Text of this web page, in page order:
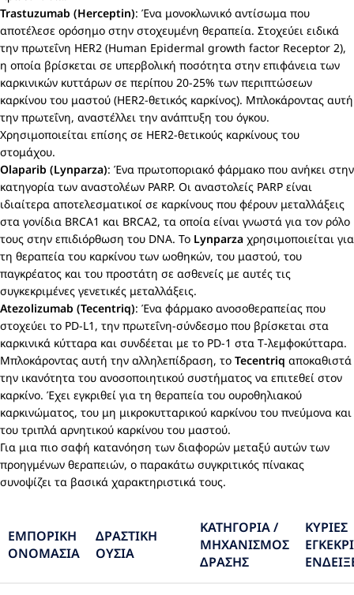
Trastuzumab (Herceptin): Ένα μονοκλωνικό αντίσωμα που
αποτέλεσε ορόσημο στην στοχευμένη θεραπεία. Στοχεύει ειδικά
την πρωτεΐνη HER2 (Human Epidermal growth factor Receptor 2),
η οποία βρίσκεται σε υπερβολική ποσότητα στην επιφάνεια των
καρκινικών κυττάρων σε περίπου 20-25% των περιπτώσεων
καρκίνου του μαστού (HER2-θετικός καρκίνος). Μπλοκάροντας αυτή
την πρωτεΐνη, αναστέλλει την ανάπτυξη του όγκου.
Χρησιμοποιείται επίσης σε HER2-θετικούς καρκίνους του
στομάχου.
Olaparib (Lynparza): Ένα πρωτοποριακό φάρμακο που ανήκει στην
κατηγορία των αναστολέων PARP. Οι αναστολείς PARP είναι
ιδιαίτερα αποτελεσματικοί σε καρκίνους που φέρουν μεταλλάξεις
στα γονίδια BRCA1 και BRCA2, τα οποία είναι γνωστά για τον ρόλο
τους στην επιδιόρθωση του DNA. Το Lynparza χρησιμοποιείται για
τη θεραπεία του καρκίνου των ωοθηκών, του μαστού, του
παγκρέατος και του προστάτη σε ασθενείς με αυτές τις
συγκεκριμένες γενετικές μεταλλάξεις.
Atezolizumab (Tecentriq): Ένα φάρμακο ανοσοθεραπείας που
στοχεύει το PD-L1, την πρωτεΐνη-σύνδεσμο που βρίσκεται στα
καρκινικά κύτταρα και συνδέεται με το PD-1 στα Τ-λεμφοκύτταρα.
Μπλοκάροντας αυτή την αλληλεπίδραση, το Tecentriq αποκαθιστά
την ικανότητα του ανοσοποιητικού συστήματος να επιτεθεί στον
καρκίνο. Έχει εγκριθεί για τη θεραπεία του ουροθηλιακού
καρκινώματος, του μη μικροκυτταρικού καρκίνου του πνεύμονα και
του τριπλά αρνητικού καρκίνου του μαστού.
Για μια πιο σαφή κατανόηση των διαφορών μεταξύ αυτών των
προηγμένων θεραπειών, ο παρακάτω συγκριτικός πίνακας
συνοψίζει τα βασικά χαρακτηριστικά τους.
ΕΜΠΟΡΙΚΉ
ΟΝΟΜΑΣΊΑ
ΔΡΑΣΤΙΚΉ
ΟΥΣΊΑ
ΚΑΤΗΓΟΡΊΑ /
ΜΗΧΑΝΙΣΜΌΣ
ΔΡΆΣΗΣ
ΚΎΡΙΕΣ